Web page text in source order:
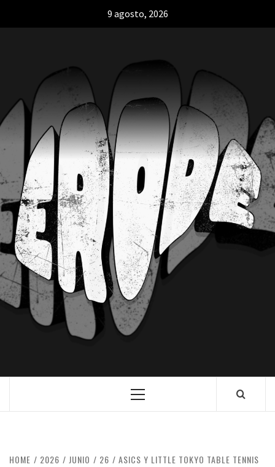
9 agosto, 2026
HOME 2026 JUNIO 26
ASICS Y LITTLE TOKYO TABLE TENNIS